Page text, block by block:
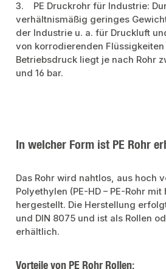
3. PE Druckrohr für Industrie:
verhältnismäßig geringes
der Industrie u. a. für Druckluft
von korrodierenden
Betriebsdruck liegt je nach Rohr
und 16 bar.
In welcher Form ist PE Rohr
Das Rohr wird nahtlos, aus hoch
Polyethylen (PE-HD – PE-Rohr
hergestellt. Die Herstellung erfolgt
und DIN 8075 und ist als Rollen
erhältlich.
Vorteile von PE Rohr Rollen: